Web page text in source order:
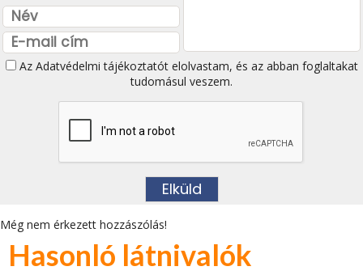
Az Adatvédelmi tájékoztatótelolvastam, és az abban foglaltakat
tudomásul veszem.
Még nem érkezett hozzászólás!
Hasonló látnivalók